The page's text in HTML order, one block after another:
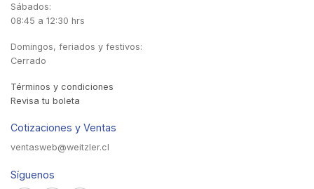
Sábados:
08:45 a 12:30 hrs
Domingos, feriados y festivos:
Cerrado
Términos y condiciones
Revisa tu boleta
Cotizaciones y Ventas
ventasweb@weitzler.cl
Síguenos